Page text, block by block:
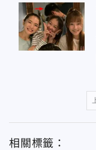
相關標籤：